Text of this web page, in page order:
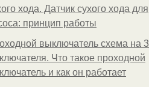
хода. Датчик сухого хода для
принцип работы
выключатель схема на 3
Что такое проходной
и как он работает